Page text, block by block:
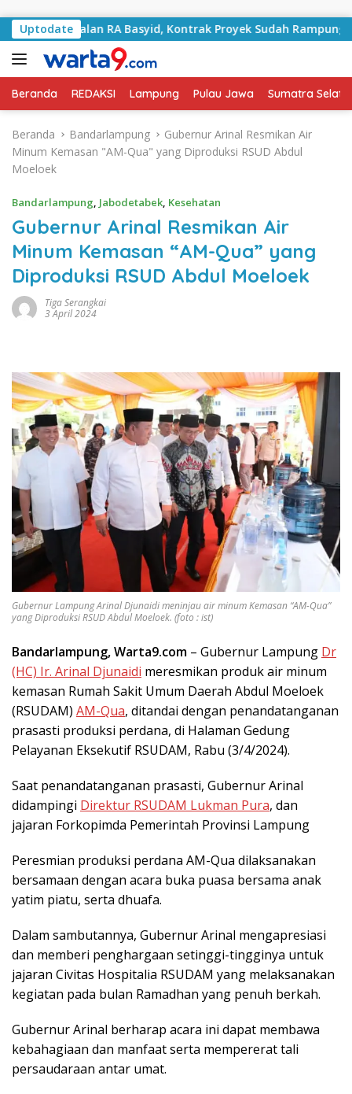
Uptodate
Jalan RA Basyid, Kontrak Proyek Sudah Rampung
Beranda REDAKSI Lampung Pulau Jawa Sumatra
Beranda Bandarlampung
Gubernur Arinal Resmikan Air
Minum Kemasan "AM-Qua" yang Diproduksi RSUD Abdul
Moeloek
Bandarlampung, Jabodetabek, Kesehatan
Gubernur Arinal Resmikan Air
Minum Kemasan “AM-Qua” yang
Diproduksi RSUD Abdul Moeloek
Tiga Serangkai
3 April 2024
Gubernur Lampung Arinal Djunaidi meninjau air minum Kemasan “AM-Qua”
yang Diproduksi RSUD Abdul Moeloek. (foto : ist)
Bandarlampung, Warta9.com – Gubernur Lampung Dr
(HC) Ir. Arinal Djunaidi meresmikan produk air minum
kemasan Rumah Sakit Umum Daerah Abdul Moeloek
(RSUDAM) AM-Qua, ditandai dengan penandatanganan
prasasti produksi perdana, di Halaman Gedung
Pelayanan Eksekutif RSUDAM, Rabu (3/4/2024).
Saat penandatanganan prasasti, Gubernur Arinal
didampingi Direktur RSUDAM Lukman Pura, dan
jajaran Forkopimda Pemerintah Provinsi Lampung
Peresmian produksi perdana AM-Qua dilaksanakan
bersamaan dengan acara buka puasa bersama anak
yatim piatu, serta dhuafa.
Dalam sambutannya, Gubernur Arinal mengapresiasi
dan memberi penghargaan setinggi-tingginya untuk
jajaran Civitas Hospitalia RSUDAM yang melaksanakan
kegiatan pada bulan Ramadhan yang penuh berkah.
Gubernur Arinal berharap acara ini dapat membawa
kebahagiaan dan manfaat serta mempererat tali
persaudaraan antar umat.